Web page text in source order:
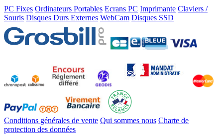
PC Fixes Ordinateurs Portables Ecrans PC Imprimante Claviers /
Souris Disques Durs Externes WebCam Disques SSD
Conditions générales de vente Qui sommes nous Charte de
protection des données